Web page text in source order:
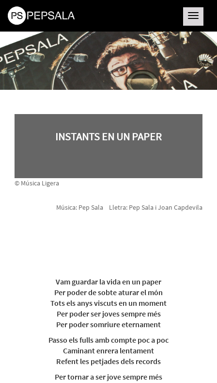
Toggle
INSTANTS EN UN PAPER
© Música Ligera
Música: Pep Sala Lletra: Pep Sala i Joan Capdevila
Vam guardar la vida en un paper
Per poder de sobte aturar el món
Tots els anys viscuts en un moment
Per poder ser joves sempre més
Per poder somriure eternament
Passo els fulls amb compte poc a poc
Caminant enrera lentament
Refent les petjades dels records
Per tornar a ser jove sempre més